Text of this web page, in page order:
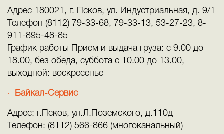
Адрес 180021, г. Псков, ул. Индустриальная, д. 9/1
Телефон (8112) 79-33-68, 79-33-13, 53-27-23, 8-
911-895-48-85
График работы Прием и выдача груза: с 9.00 до
18.00, без обеда, суббота с 10.00 до 13.00,
выходной: воскресенье
Байкал-Сервис
Адрес: г.Псков, ул.Л.Поземского, д.110д
Телефон: (8112) 566-866 (многоканальный)